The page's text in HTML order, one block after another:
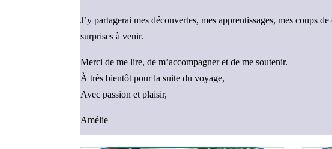
J’y partagerai mes découvertes, mes apprentissages, mes coups
surprises à venir.
Merci de me lire, de m’accompagner et de me soutenir.
À très bientôt pour la suite du voyage,
Avec passion et plaisir,
Amélie